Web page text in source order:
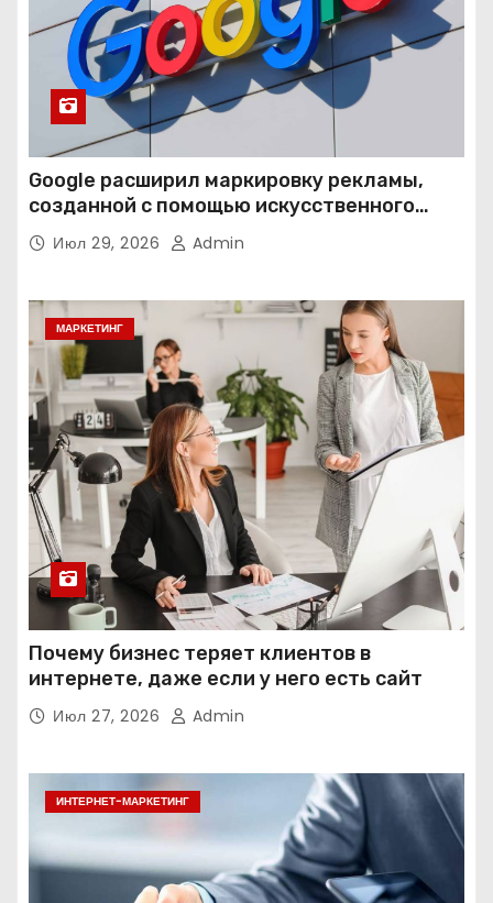
Google расширил маркировку рекламы,
созданной с помощью искусственного
интеллекта
Июл 29, 2026 Admin
МАРКЕТИНГ
Почему бизнес теряет клиентов в
интернете, даже если у него есть сайт
Июл 27, 2026 Admin
ИНТЕРНЕТ-МАРКЕТИНГ